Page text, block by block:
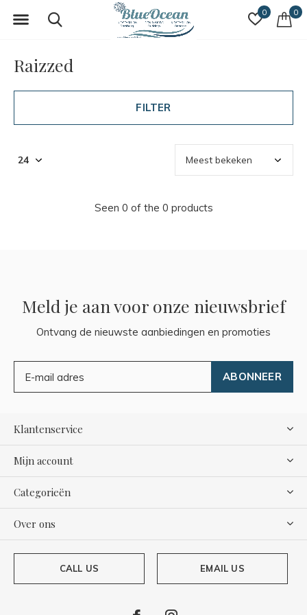
0 0
Raizzed
FILTER
Seen 0 of the 0 products
Meld je aan voor onze nieuwsbrief
Ontvang de nieuwste aanbiedingen en promoties
ABONNEER
Klantenservice
Mijn account
Categorieën
Over ons
CALL US EMAIL US